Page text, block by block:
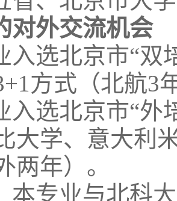
对外交流机会
入选北京市“双
方式（北航3
入选北京市“外
大学、意大利
两年）。
本专业与北科